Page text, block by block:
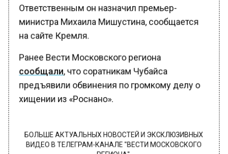
Ответственным он назначил премьер-
министра Михаила Мишустина, сообщается
на сайте Кремля.
Ранее Вести Московского региона
сообщали, что соратникам Чубайса
предъявили обвинения по громкому делу о
хищении из «Роснано».
БОЛЬШЕ АКТУАЛЬНЫХ НОВОСТЕЙ И ЭКСКЛЮЗИВНЫХ
ВИДЕО В ТЕЛЕГРАМ-КАНАЛЕ "ВЕСТИ МОСКОВСКОГО